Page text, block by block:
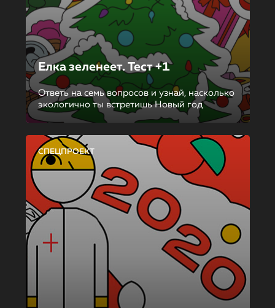
Елка зеленеет. Тест +1
Ответь на семь вопросов и узнай, насколько
экологично ты встретишь Новый год
СПЕЦПРОЕКТ